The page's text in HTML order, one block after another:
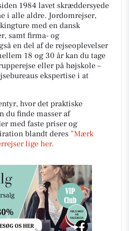
1984 lavet skræddersyede
i alle aldre. Jordomrejser,
med en dansk
samt firma- og
en del af de rejseoplevelser
18 og 30 år kan du tage
eller på højskole –
ekspertise i at
hvor det praktiske
du finde masser af
med faste priser og
blandt deres ”Mærk
lige her.